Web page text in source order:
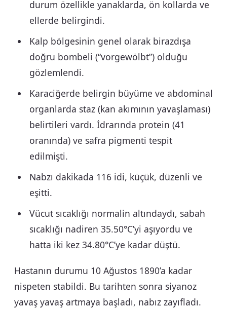
durum özellikle yanaklarda, ön kollarda ve
ellerde belirgindi.
Kalp bölgesinin genel olarak birazdışa
doğru bombeli (“vorgewölbt”) olduğu
gözlemlendi.
Karaciğerde belirgin büyüme ve abdominal
organlarda staz (kan akımının yavaşlaması)
belirtileri vardı. İdrarında protein (41​
oranında) ve safra pigmenti tespit
edilmişti.
Nabzı dakikada 116 idi, küçük, düzenli ve
eşitti.
Vücut sıcaklığı normalin altındaydı, sabah
sıcaklığı nadiren 35.50°C’yi aşıyordu ve
hatta iki kez 34.80°C’ye kadar düştü.
Hastanın durumu 10 Ağustos 1890’a kadar
nispeten stabildi. Bu tarihten sonra siyanoz
yavaş yavaş artmaya başladı, nabız zayıfladı.